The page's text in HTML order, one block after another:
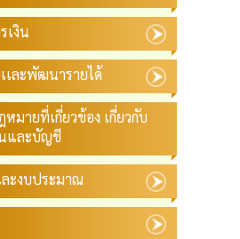
เงิน
เละพัฒนารายได้
หมายที่เกี่ยวข้อง เกี่ยวกับ
นและบัญชี
ะงบประมาณ